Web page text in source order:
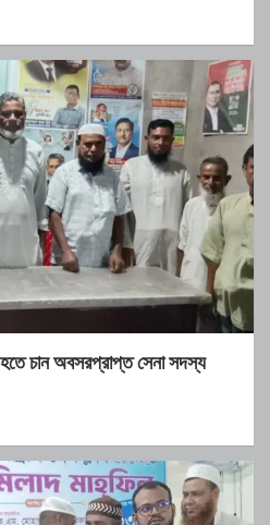
হতে চান অবসরপ্রাপ্ত সেনা সদস্য